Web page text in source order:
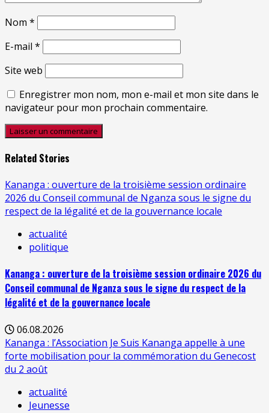
Nom *
E-mail *
Site web
Enregistrer mon nom, mon e-mail et mon site dans le
navigateur pour mon prochain commentaire.
Related Stories
Kananga : ouverture de la troisième session ordinaire
2026 du Conseil communal de Nganza sous le signe du
respect de la légalité et de la gouvernance locale
actualité
politique
Kananga : ouverture de la troisième session ordinaire 2026 du
Conseil communal de Nganza sous le signe du respect de la
légalité et de la gouvernance locale
06.08.2026
Kananga : l’Association Je Suis Kananga appelle à une
forte mobilisation pour la commémoration du Genecost
du 2 août
actualité
Jeunesse